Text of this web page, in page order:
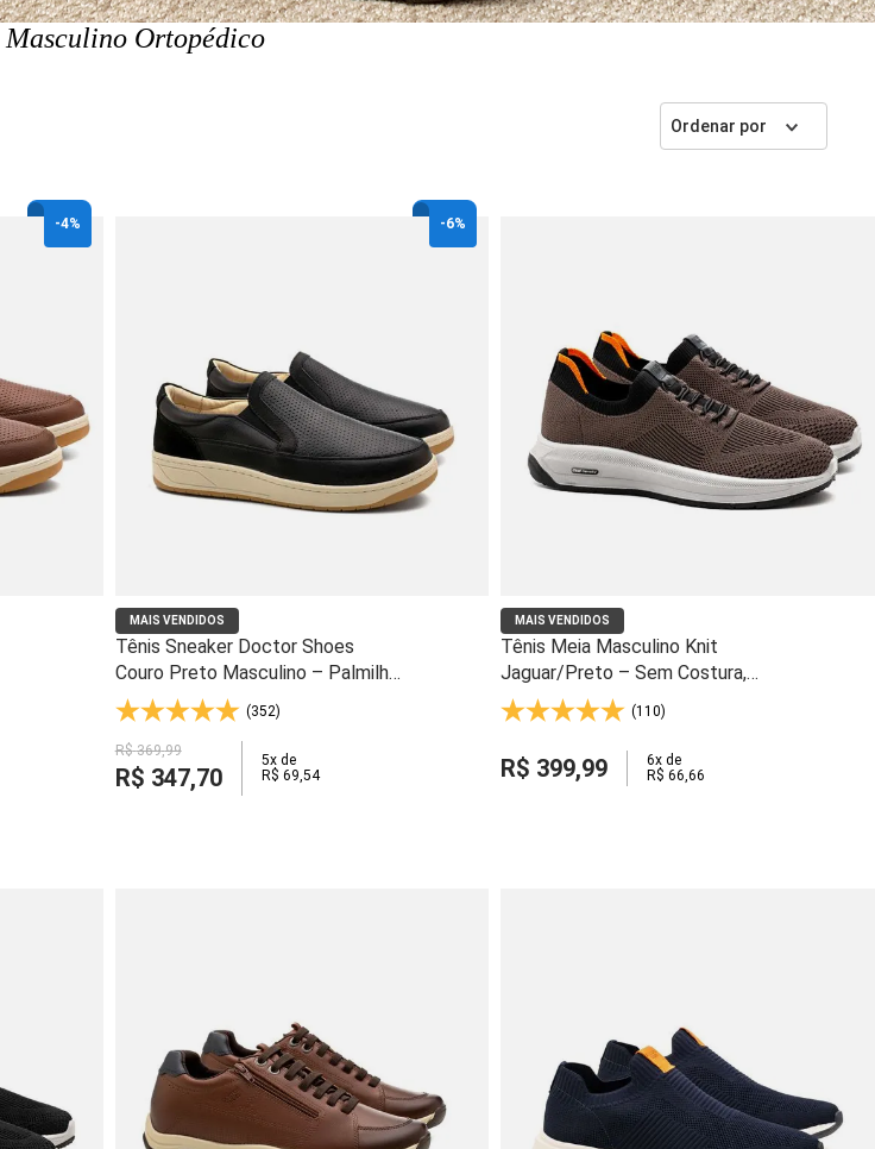
Masculino Ortopédico
Ordenar por
-4% -6%
MAIS VENDIDOS
Tênis Sneaker Doctor Shoes
Couro Preto Masculino – Palmilha
Anti-Impacto - 2409
(352)
R$ 369,99
R$ 347,70
5x de
R$ 69 54
MAIS VENDIDOS
Tênis Meia Masculino Knit
Jaguar/Preto – Sem Costura,
Malha Respirável e Solado Gel
Light - 60810
(110)
R$ 399,99 6x de
R$ 66 ,66